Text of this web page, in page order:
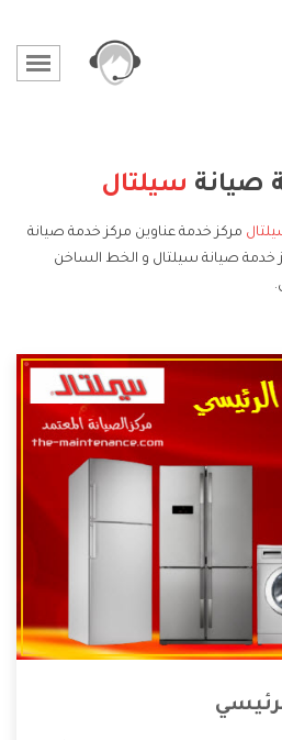
صيانة سيلتال
مركز خدمة عناوين مركز خدمة صيانة
خدمة صيانة سيلتال و الخط الساخن